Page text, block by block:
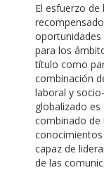
El esfuerzo
para los
título como
combinación
laboral y
globalizado
combinado de
capaz de
de las